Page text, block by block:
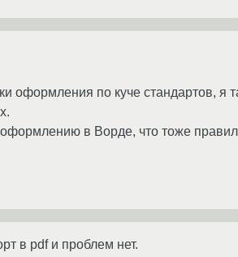
оформления по куче стандартов, я
в Ворде, что тоже
в pdf и проблем нет.